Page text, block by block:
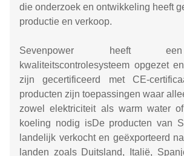
die onderzoek en ontwikkeling heeft
productie en verkoop.
Sevenpower heeft
kwaliteitscontrolesysteem opgezet
zijn gecertificeerd met CE-
producten zijn toepassingen waar
zowel elektriciteit als warm water
koeling nodig isDe producten van
landelijk verkocht en geëxporteerd
landen zoals Duitsland, Italië,